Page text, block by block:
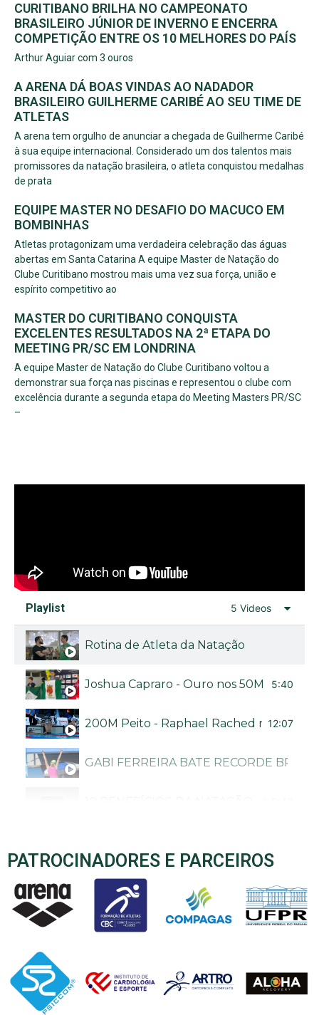
CURITIBANO BRILHA NO CAMPEONATO
BRASILEIRO JÚNIOR DE INVERNO E ENCERRA
COMPETIÇÃO ENTRE OS 10 MELHORES DO PAÍS
Arthur Aguiar com 3 ouros
A ARENA DÁ BOAS VINDAS AO NADADOR
BRASILEIRO GUILHERME CARIBÉ AO SEU TIME DE
ATLETAS
A arena tem orgulho de anunciar a chegada de Guilherme Caribé
à sua equipe internacional. Considerado um dos talentos mais
promissores da natação brasileira, o atleta conquistou medalhas
de prata
EQUIPE MASTER NO DESAFIO DO MACUCO EM
BOMBINHAS
Atletas protagonizam uma verdadeira celebração das águas
abertas em Santa Catarina A equipe Master de Natação do
Clube Curitibano mostrou mais uma vez sua força, união e
espírito competitivo ao
MASTER DO CURITIBANO CONQUISTA
EXCELENTES RESULTADOS NA 2ª ETAPA DO
MEETING PR/SC EM LONDRINA
A equipe Master de Natação do Clube Curitibano voltou a
demonstrar sua força nas piscinas e representou o clube com
excelência durante a segunda etapa do Meeting Masters PR/SC
–
Playlist 5 Videos
Rotina de Atleta da Natação
Joshua Capraro - Ouro nos 50M livre no
5:40
200M Peito - Raphael Rached no Troféu
12:07
GABI FERREIRA BATE RECORDE
PATROCINADORES E PARCEIROS